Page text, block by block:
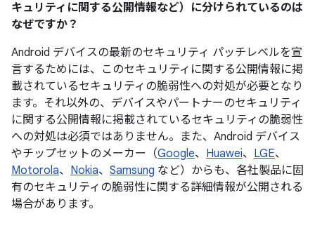
キュリティに関する公開情報など）に分けられているのは
なぜですか？
Android デバイスの最新のセキュリティ パッチレベルを宣
言するためには、このセキュリティに関する公開情報に掲
載されているセキュリティの脆弱性への対処が必要となり
ます。それ以外の、デバイスやパートナーのセキュリティ
に関する公開情報に掲載されているセキュリティの脆弱性
への対処は必須ではありません。また、Android デバイス
やチップセットのメーカー（Google、 Huawei、 LGE、
Motorola、 Nokia、 Samsung など）からも、各社製品に固
有のセキュリティの脆弱性に関する詳細情報が公開される
場合があります。